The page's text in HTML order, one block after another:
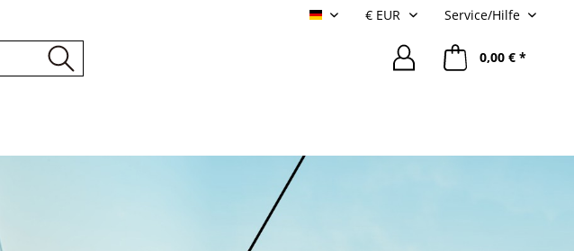
Deutsch Service/Hilfe
0,00 € *